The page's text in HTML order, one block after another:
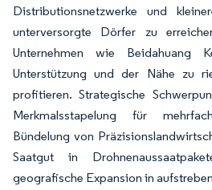
Distributionsnetzwerke und
unterversorgte Dörfer zu
Unternehmen wie Beidahuang
Unterstützung und der Nähe zu
profitieren. Strategische
Merkmalsstapelung für
Bündelung von
Saatgut in
geografische Expansion in